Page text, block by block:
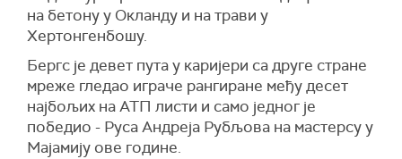
на бетону у Окланду и на трави у
Хертонгенбошу.
Бергс је девет пута у каријери са друге стране
мреже гледао играче рангиране међу десет
најбољих на АТП листи и само једног је
победио - Руса Андреја Рубљова на мастерсу у
Мајамију ове године.